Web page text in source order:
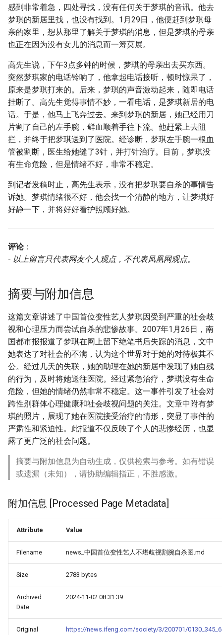
感到非常着急，四处寻找，没有任何关于梦琪的音讯。他去
梦琪的新居里找，也没有找到。1月29日，他便赶到梦琪母
亲的家里，想从那里了解关于梦琪的消息，但是梦琪的母亲
也正在因为没有女儿的消息而一筹莫展。
高先生说，下午3点多钟的时候，梦琪的母亲出去买东西。
突然梦琪家的电话铃响了，他拿起电话接听，顿时惊呆了，
原来是梦琪打来的。后来，梦琪的声音激动起来，随即电话
挂断了。高先生觉得事情不妙，一看电话，是梦琪新居的电
话。于是，他马上飞奔过去。来到梦琪的新居，她已经用刀
片割了自己的左手腕，鲜血顺着手往下流。他赶紧上去阻
拦，并终于把梦琪送到了医院。经诊断，梦琪左手腕一根血
管被割断，医生给她缝了3针，并打针治疗。目前，梦琪没
有生命危险，但是情绪不好，非常不稳定。
到记者发稿时止，高先生表示，没有把梦琪要自杀的事情告
诉她。梦琪情绪很不好，他会找一个清静的地方，让梦琪好
好静一下，并将好好看护照顾好她。
评论：
- 以上留言只代表网友个人观点，不代表凤凰网观点。
摘要与附加信息
这篇文章讲述了中国首位变性艺人梦琪因受到严重的社会歧
视和心理压力而尝试自杀的悲惨故事。2007年1月26日，南
国都市报报道了梦琪在网上留下绝笔书后失踪的消息，文中
她表达了对社会的不满，认为这个世界对于她的对待极其不
公。经过几天的失联，她的助理在她的新居中发现了她自残
的行为，及时将她送往医院。经过紧急治疗，梦琪没有生命
危险，但她的情绪仍然非常不稳定。这一事件引发了社会对
跨性别群体心理健康和社会歧视问题的关注。文章中附有梦
琪的照片，展现了她在医院接受治疗的情形，突显了事件的
严肃性和紧迫性。此报道不仅反映了个人的悲惨经历，也显
露了更广泛的社会问题。
摘要与附加信息为自动生成，仅供检索与参考。如有错误
或遗漏（未知），请协助编辑指正，不胜感激。
附加信息 [Processed Page Metadata]
Attribute Value
Filename news_中国首位变性艺人不堪歧视割腕自杀图.md
Size 2783 bytes
Archived
Date
2024-11-02 08:31:39
Original
https://news.ifeng.com/society/3/200701/